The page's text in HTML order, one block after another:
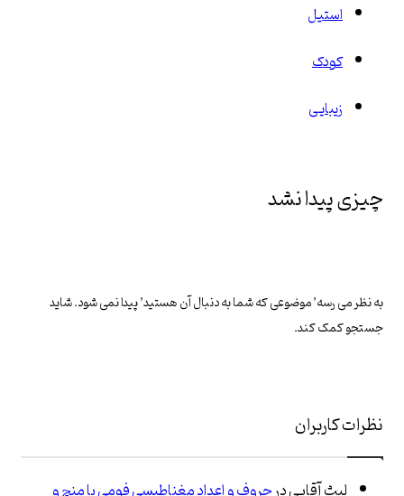
استیل
کودک
زیبایی
چیزی پیدا نشد
به نظر می رسه’ موضوعی که شما به دنبال آن هستید’ پیدا نمی شود. شاید
جستجو کمک کند.
نظرات کاربران